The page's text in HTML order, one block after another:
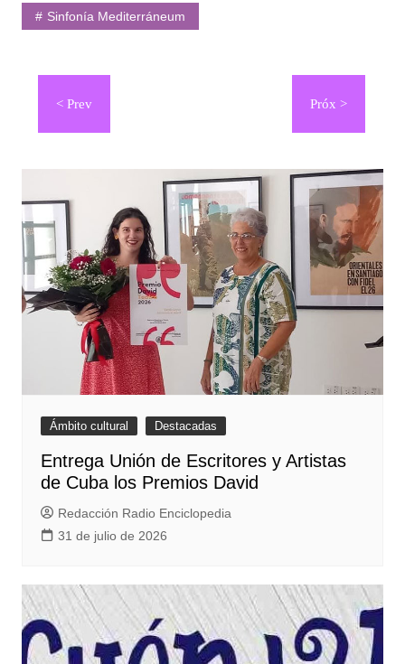
Sinfonía Mediterráneum
Navegación
entradas
Ámbito cultural Destacadas
Entrega Unión de Escritores y Artistas
de Cuba los Premios David
Redacción Radio Enciclopedia
31 de julio de 2026